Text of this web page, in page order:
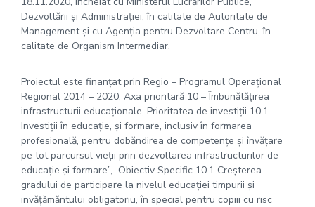
Dezvoltării şi Administraţiei, în calitate de Autoritate de
Management și cu Agenţia pentru Dezvoltare Centru, în
calitate de Organism Intermediar.
Proiectul este finanțat prin Regio – Programul Operaţional
Regional 2014 – 2020, Axa prioritară 10 – Îmbunătăţirea
infrastructurii educaţionale, Prioritatea de investiții 10.1 –
Investiţii în educaţie, şi formare, inclusiv în formarea
profesională, pentru dobăndirea de competenţe şi învăţare
pe tot parcursul vieţii prin dezvoltarea infrastructurilor de
educaţie şi formare”, Obiectiv Specific 10.1 Creşterea
gradului de participare la nivelul educaţiei timpurii şi
invăţămăntului obligatoriu, în special pentru copiii cu risc